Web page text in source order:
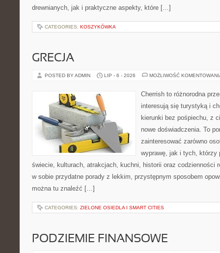
drewnianych, jak i praktyczne aspekty, które […]
CATEGORIES: KOSZYKÓWKA
GRECJA
POSTED BY ADMIN LIP - 6 - 2026 MOŻLIWOŚĆ
Cherrish to różnorodna
interesują się turystyką i
kierunki bez pośpiechu, z
nowe doświadczenia. To
zainteresować zarówno
wyprawę, jak i tych, którzy
świecie, kulturach, atrakcjach, kuchni, historii oraz codzienności
w sobie przydatne porady z lekkim, przystępnym sposobem
można tu znaleźć […]
CATEGORIES: ZIELONE OSIEDLA I SMART CITIES
PODZIEMIE FINANSOWE